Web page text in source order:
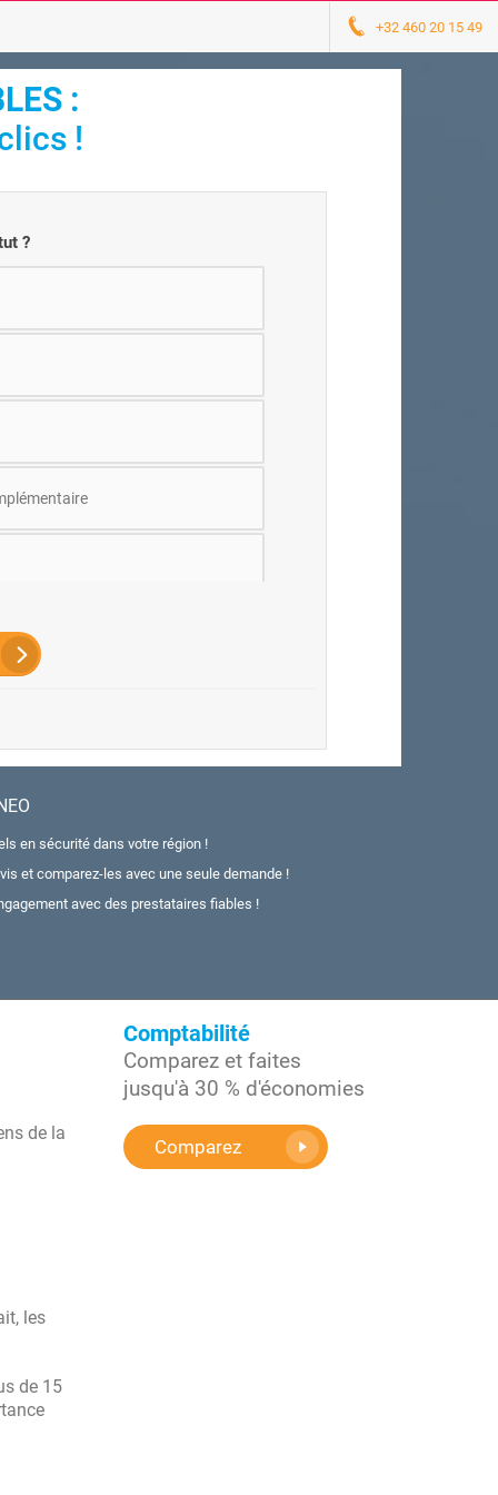
+32 460 20 15 49
:
!
?
en sécurité dans votre région !
et comparez-les avec une seule demande !
avec des prestataires fiables !
de la
les
de 15
Comptabilité
Comparez et faites
jusqu'à 30 % d'économies
Comparez